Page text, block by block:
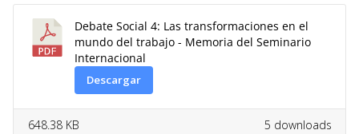
Debate Social 4: Las transformaciones en el
mundo del trabajo - Memoria del Seminario
Internacional
Descargar
5 downloads
648.38 KB